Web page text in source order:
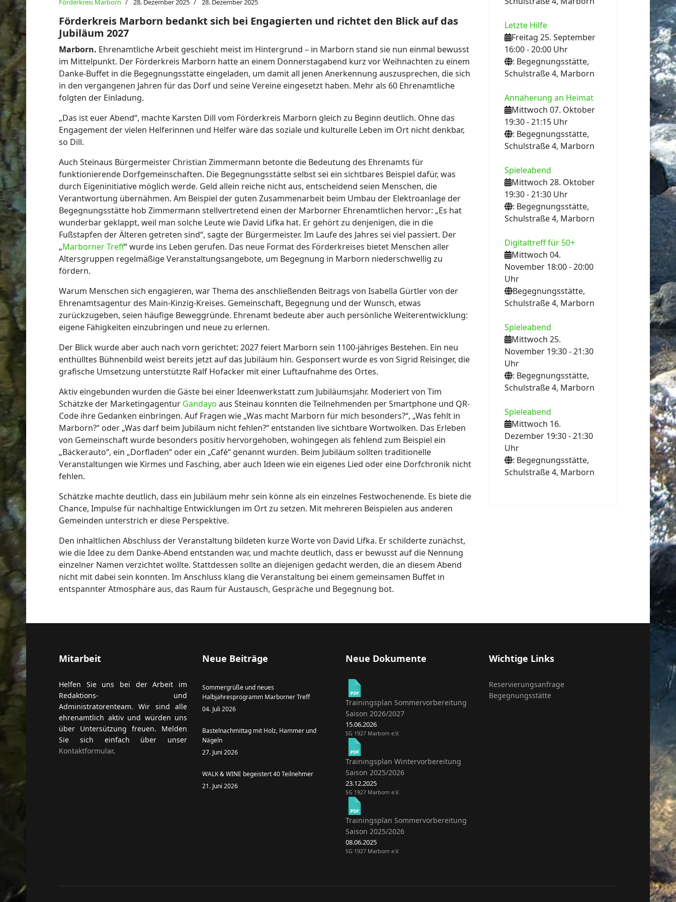
Förderkreis Marborn 28. Dezember 2025 28. Dezember 2025
Förderkreis Marborn bedankt sich bei Engagierten und richtet den Blick auf das
Jubiläum 2027
Marborn. Ehrenamtliche Arbeit geschieht meist im Hintergrund – in Marborn stand sie nun einmal bewusst
im Mittelpunkt. Der Förderkreis Marborn hatte an einem Donnerstagabend kurz vor Weihnachten zu einem
Danke-Buffet in die Begegnungsstätte eingeladen, um damit all jenen Anerkennung auszusprechen, die sich
in den vergangenen Jahren für das Dorf und seine Vereine eingesetzt haben. Mehr als 60 Ehrenamtliche
folgten der Einladung.
„Das ist euer Abend“, machte Karsten Dill vom Förderkreis Marborn gleich zu Beginn deutlich. Ohne das
Engagement der vielen Helferinnen und Helfer wäre das soziale und kulturelle Leben im Ort nicht denkbar,
so Dill.
Auch Steinaus Bürgermeister Christian Zimmermann betonte die Bedeutung des Ehrenamts für
funktionierende Dorfgemeinschaften. Die Begegnungsstätte selbst sei ein sichtbares Beispiel dafür, was
durch Eigeninitiative möglich werde. Geld allein reiche nicht aus, entscheidend seien Menschen, die
Verantwortung übernähmen. Am Beispiel der guten Zusammenarbeit beim Umbau der Elektroanlage der
Begegnungsstätte hob Zimmermann stellvertretend einen der Marborner Ehrenamtlichen hervor: „Es hat
wunderbar geklappt, weil man solche Leute wie David Lifka hat. Er gehört zu denjenigen, die in die
Fußstapfen der Älteren getreten sind“, sagte der Bürgermeister. Im Laufe des Jahres sei viel passiert. Der
„Marborner Treff“ wurde ins Leben gerufen. Das neue Format des Förderkreises bietet Menschen aller
Altersgruppen regelmäßige Veranstaltungsangebote, um Begegnung in Marborn niederschwellig zu
fördern.
Warum Menschen sich engagieren, war Thema des anschließenden Beitrags von Isabella Gürtler von der
Ehrenamtsagentur des Main-Kinzig-Kreises. Gemeinschaft, Begegnung und der Wunsch, etwas
zurückzugeben, seien häufige Beweggründe. Ehrenamt bedeute aber auch persönliche Weiterentwicklung:
eigene Fähigkeiten einzubringen und neue zu erlernen.
Der Blick wurde aber auch nach vorn gerichtet: 2027 feiert Marborn sein 1100-jähriges Bestehen. Ein neu
enthülltes Bühnenbild weist bereits jetzt auf das Jubiläum hin. Gesponsert wurde es von Sigrid Reisinger, die
grafische Umsetzung unterstützte Ralf Hofacker mit einer Luftaufnahme des Ortes.
Aktiv eingebunden wurden die Gäste bei einer Ideenwerkstatt zum Jubiläumsjahr. Moderiert von Tim
Schätzke der Marketingagentur Gandayo aus Steinau konnten die Teilnehmenden per Smartphone und QR-
Code ihre Gedanken einbringen. Auf Fragen wie „Was macht Marborn für mich besonders?“, „Was fehlt in
Marborn?“ oder „Was darf beim Jubiläum nicht fehlen?“ entstanden live sichtbare Wortwolken. Das Erleben
von Gemeinschaft wurde besonders positiv hervorgehoben, wohingegen als fehlend zum Beispiel ein
„Bäckerauto“, ein „Dorfladen“ oder ein „Café“ genannt wurden. Beim Jubiläum sollten traditionelle
Veranstaltungen wie Kirmes und Fasching, aber auch Ideen wie ein eigenes Lied oder eine Dorfchronik nicht
fehlen.
Schätzke machte deutlich, dass ein Jubiläum mehr sein könne als ein einzelnes Festwochenende. Es biete die
Chance, Impulse für nachhaltige Entwicklungen im Ort zu setzen. Mit mehreren Beispielen aus anderen
Gemeinden unterstrich er diese Perspektive.
Den inhaltlichen Abschluss der Veranstaltung bildeten kurze Worte von David Lifka. Er schilderte zunächst,
wie die Idee zu dem Danke-Abend entstanden war, und machte deutlich, dass er bewusst auf die Nennung
einzelner Namen verzichtet wollte. Stattdessen sollte an diejenigen gedacht werden, die an diesem Abend
nicht mit dabei sein konnten. Im Anschluss klang die Veranstaltung bei einem gemeinsamen Buffet in
entspannter Atmosphäre aus, das Raum für Austausch, Gespräche und Begegnung bot.
Letzte Hilfe
Freitag 25. September
16:00- 20:00 Uhr
: Begegnungsstätte,
Schulstraße 4, Marborn
Annäherung an Heimat
Mittwoch 07. Oktober
19:30- 21:15 Uhr
: Begegnungsstätte,
Schulstraße 4, Marborn
Spieleabend
Mittwoch 28. Oktober
19:30- 21:30 Uhr
: Begegnungsstätte,
Schulstraße 4, Marborn
Digitaltreff für 50+
Mittwoch 04.
November 18:00- 20:00
Uhr
Begegnungsstätte,
Schulstraße 4, Marborn
Spieleabend
Mittwoch 25.
November 19:30- 21:30
Uhr
: Begegnungsstätte,
Schulstraße 4, Marborn
Spieleabend
Mittwoch 16.
Dezember 19:30- 21:30
Uhr
: Begegnungsstätte,
Schulstraße 4, Marborn
Mitarbeit
Helfen Sie uns bei der Arbeit im
Redaktions- und
Administratorenteam. Wir sind alle
ehrenamtlich aktiv und würden uns
über Untersützung freuen. Melden
Sie sich einfach über unser
Kontaktformular.
Neue Beiträge
Sommergrüße und neues
Halbjahresprogramm Marborner Treff
04. Juli 2026
Bastelnachmittag mit Holz, Hammer und
Nägeln
27. Juni 2026
WALK & WINE begeistert 40 Teilnehmer
21. Juni 2026
Neue Dokumente
Trainingsplan Sommervorbereitung
Saison 2026/2027
15.06.2026
SG 1927 Marborn e.V.
Trainingsplan Wintervorbereitung
Saison 2025/2026
23.12.2025
SG 1927 Marborn e.V.
Trainingsplan Sommervorbereitung
Saison 2025/2026
08.06.2025
SG 1927 Marborn e.V.
Wichtige Links
Reservierungsanfrage
Begegnungsstätte